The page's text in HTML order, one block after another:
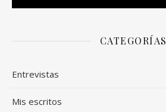
CATEGORÍAS
Entrevistas
Mis escritos